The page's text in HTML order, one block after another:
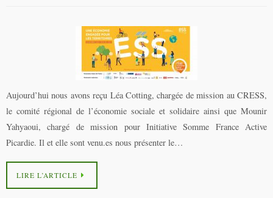
Aujourd’hui nous avons reçu Léa Cotting, chargée de mission au CRESS,
le comité régional de l’économie sociale et solidaire ainsi que Mounir
Yahyaoui, chargé de mission pour Initiative Somme France Active
Picardie. Il et elle sont venu.es nous présenter le…
LIRE L’ARTICLE